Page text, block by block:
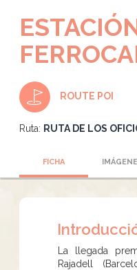
ROUTE POI
Ruta: RUTA DE LOS
FICHA
La llegada
Rajadell